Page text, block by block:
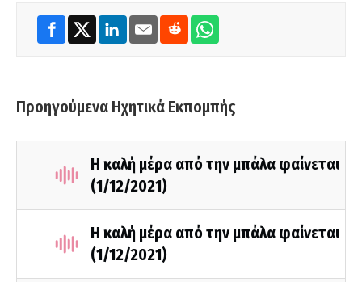
Προηγούμενα Ηχητικά Εκπομπής
Η καλή μέρα από την μπάλα φαίνεται
(1/12/2021)
Η καλή μέρα από την μπάλα φαίνεται
(1/12/2021)